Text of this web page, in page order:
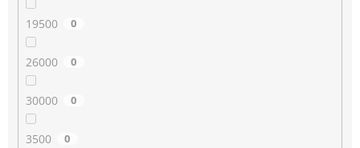
19500 0
26000 0
30000 0
3500 0